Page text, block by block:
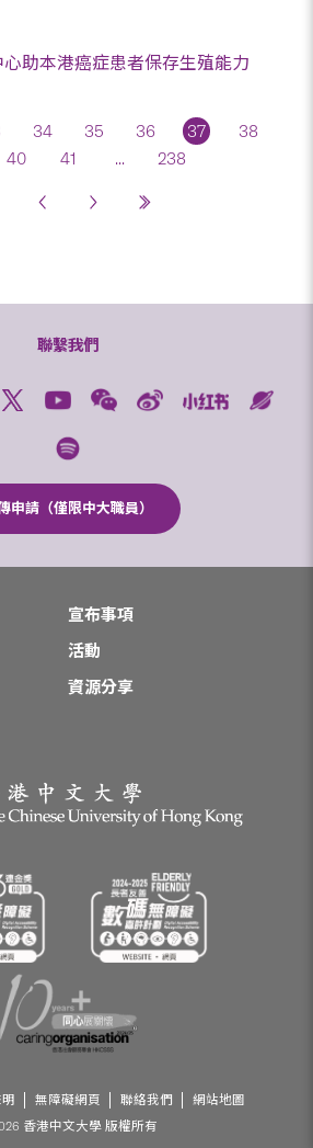
助本港癌症患者保存生殖能力
34 35 36 37
38
40 41 ... 238
聯繫我們
申請（僅限中大職員）
宣布事項
活動
資源分享
無障礙網頁 聯絡我們
網站地圖
香港中文大學 版權所有